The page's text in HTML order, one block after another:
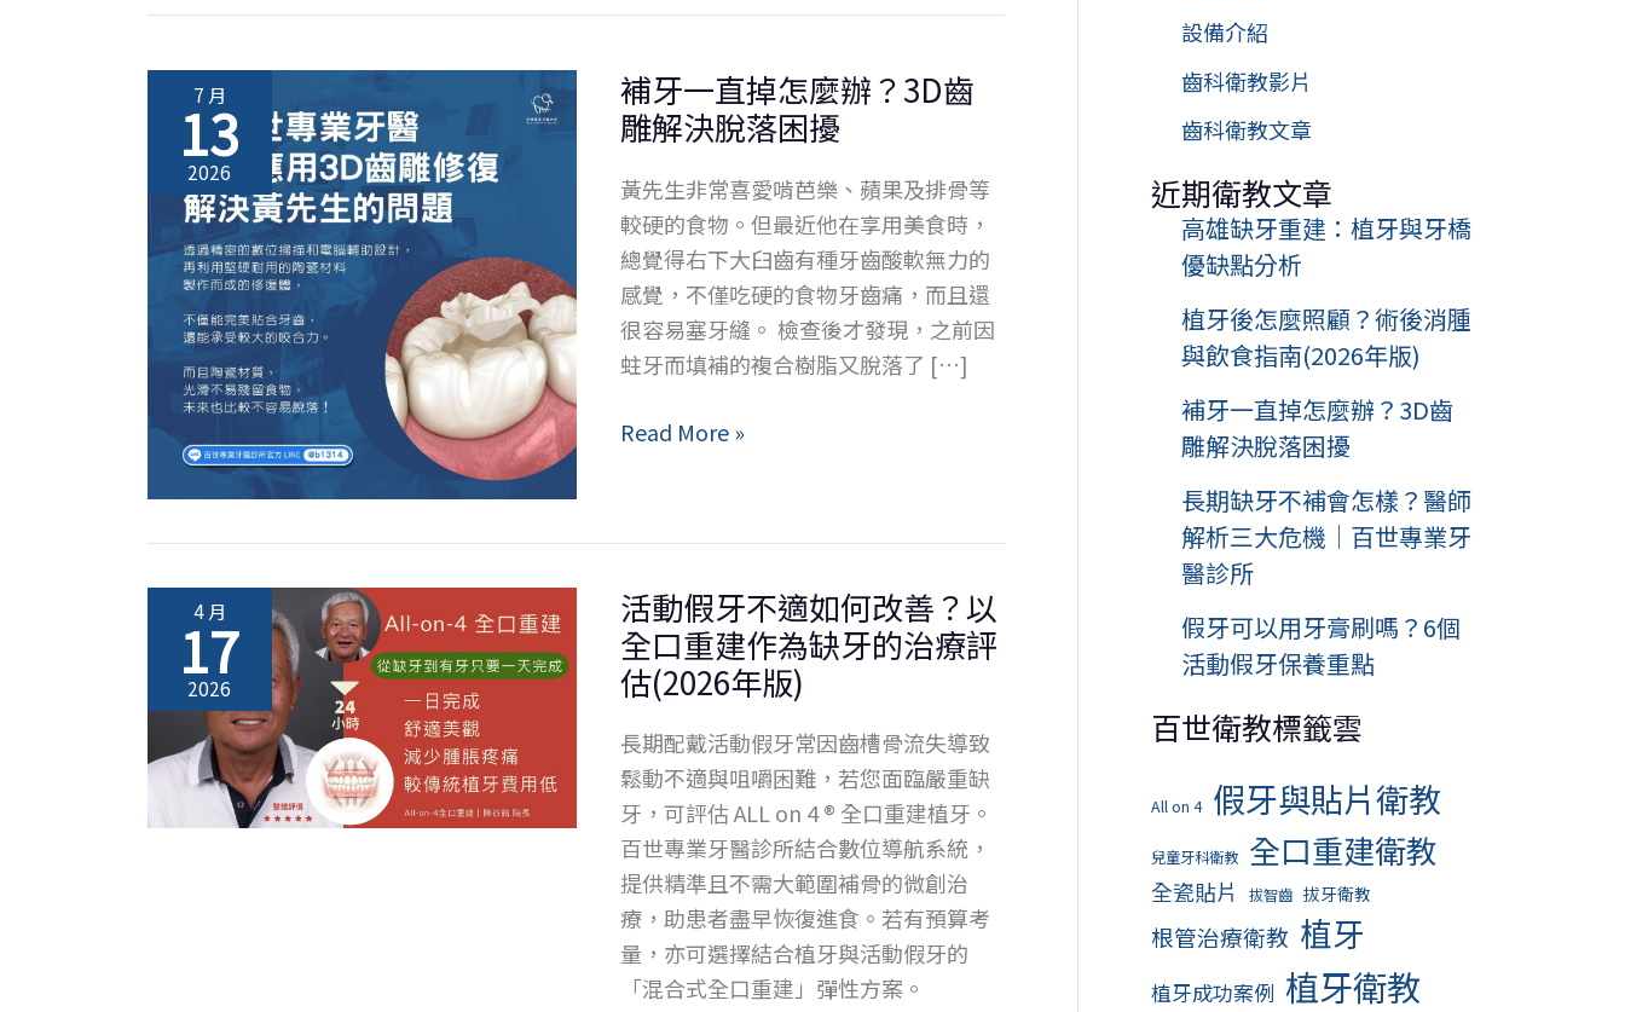
7 月
13
2026
補牙一直掉怎麼辦？3D齒
雕解決脫落困擾
黃先生非常喜愛啃芭樂、蘋果及排骨等
較硬的食物。但最近他在享用美食時，
總覺得右下大臼齒有種牙齒酸軟無力的
感覺，不僅吃硬的食物牙齒痛，而且還
很容易塞牙縫。 檢查後才發現，之前因
蛀牙而填補的複合樹脂又脫落了 […]
補
直
怎
麼
辦？
齒
雕
解
決
脫
落
困
擾
Read More »
4 月
17
2026
活動假牙不適如何改善？以
全口重建作為缺牙的治療評
估(2026年版)
長期配戴活動假牙常因齒槽骨流失導致
鬆動不適與咀嚼困難，若您面臨嚴重缺
牙，可評估 ALL on 4 ® 全口重建植牙。
百世專業牙醫診所結合數位導航系統，
提供精準且不需大範圍補骨的微創治
療，助患者盡早恢復進食。若有預算考
量，亦可選擇結合植牙與活動假牙的
「混合式全口重建」彈性方案。
設備介紹
齒科衛教影片
齒科衛教文章
近期衛教文章
高雄缺牙重建：植牙與牙橋
優缺點分析
植牙後怎麼照顧？術後消腫
與飲食指南(2026年版)
補牙一直掉怎麼辦？3D齒
雕解決脫落困擾
長期缺牙不補會怎樣？醫師
解析三大危機｜百世專業牙
醫診所
假牙可以用牙膏刷嗎？6個
活動假牙保養重點
百世衛教標籤雲
All on 4 假牙與貼片衛教
兒童牙科衛教 全口重建衛教
全瓷貼片 拔智齒 拔牙衛教
根管治療衛教 植牙
植牙成功案例 植牙衛教